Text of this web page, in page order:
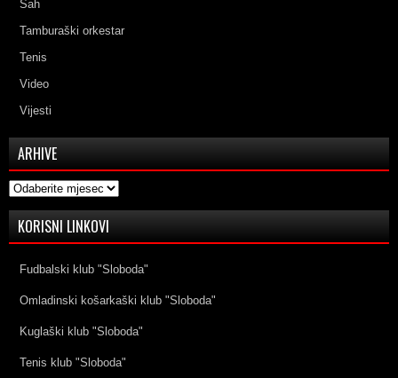
Šah
Tamburaški orkestar
Tenis
Video
Vijesti
ARHIVE
Arhive
KORISNI LINKOVI
Fudbalski klub "Sloboda"
Omladinski košarkaški klub "Sloboda"
Kuglaški klub "Sloboda"
Tenis klub "Sloboda"